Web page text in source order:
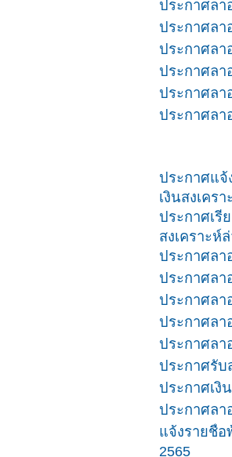
ประกาศลา
ประกาศลา
ประกาศลา
ประกาศลา
ประกาศลา
ประกาศลา
ประกาศแจ้
เงินสงเคร
ประกาศเ
สงเคราะห์
ประกาศลา
ประกาศลา
ประกาศลา
ประกาศลา
ประกาศลา
ประกาศรั
ประกาศเงิ
ประกาศลา
แจ้งรายชื่
2565